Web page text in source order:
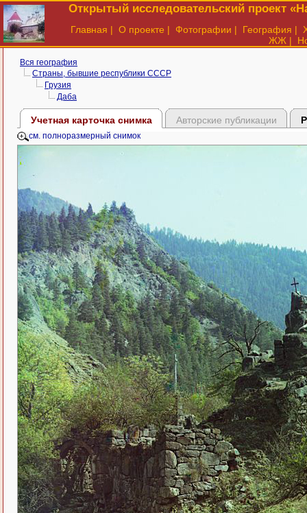
Открытый исследовательский проект
Главная | О проекте | Фотографии | География |
ЖЖ |
Вся география
Страны, бывшие республики СССР
Грузия
Даба
Учетная карточка снимка Авторские публикации
см. полноразмерный снимок